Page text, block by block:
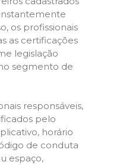
os profissionais
as certificações
legislação
segmento de
responsáveis,
pelo
horário
de conduta
espaço,